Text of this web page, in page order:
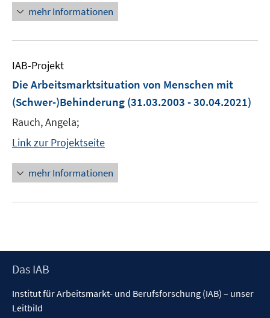
mehr Informationen
IAB-Projekt
Die Arbeitsmarktsituation von Menschen mit
(Schwer-)Behinderung (31.03.2003 - 30.04.2021)
Rauch, Angela;
Link zur Projektseite
mehr Informationen
Footer
Das IAB
Institut für Arbeitsmarkt- und Berufsforschung (IAB) – unser
Leitbild